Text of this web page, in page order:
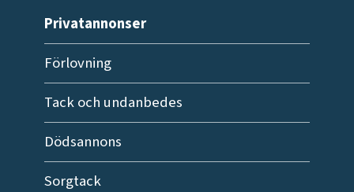
Privatannonser
Förlovning
Tack och undanbedes
Dödsannons
Sorgtack